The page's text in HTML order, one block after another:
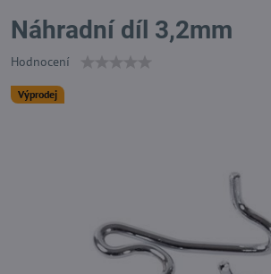
Výprodej
Náhradní díl 3,2mm
Hodnocení